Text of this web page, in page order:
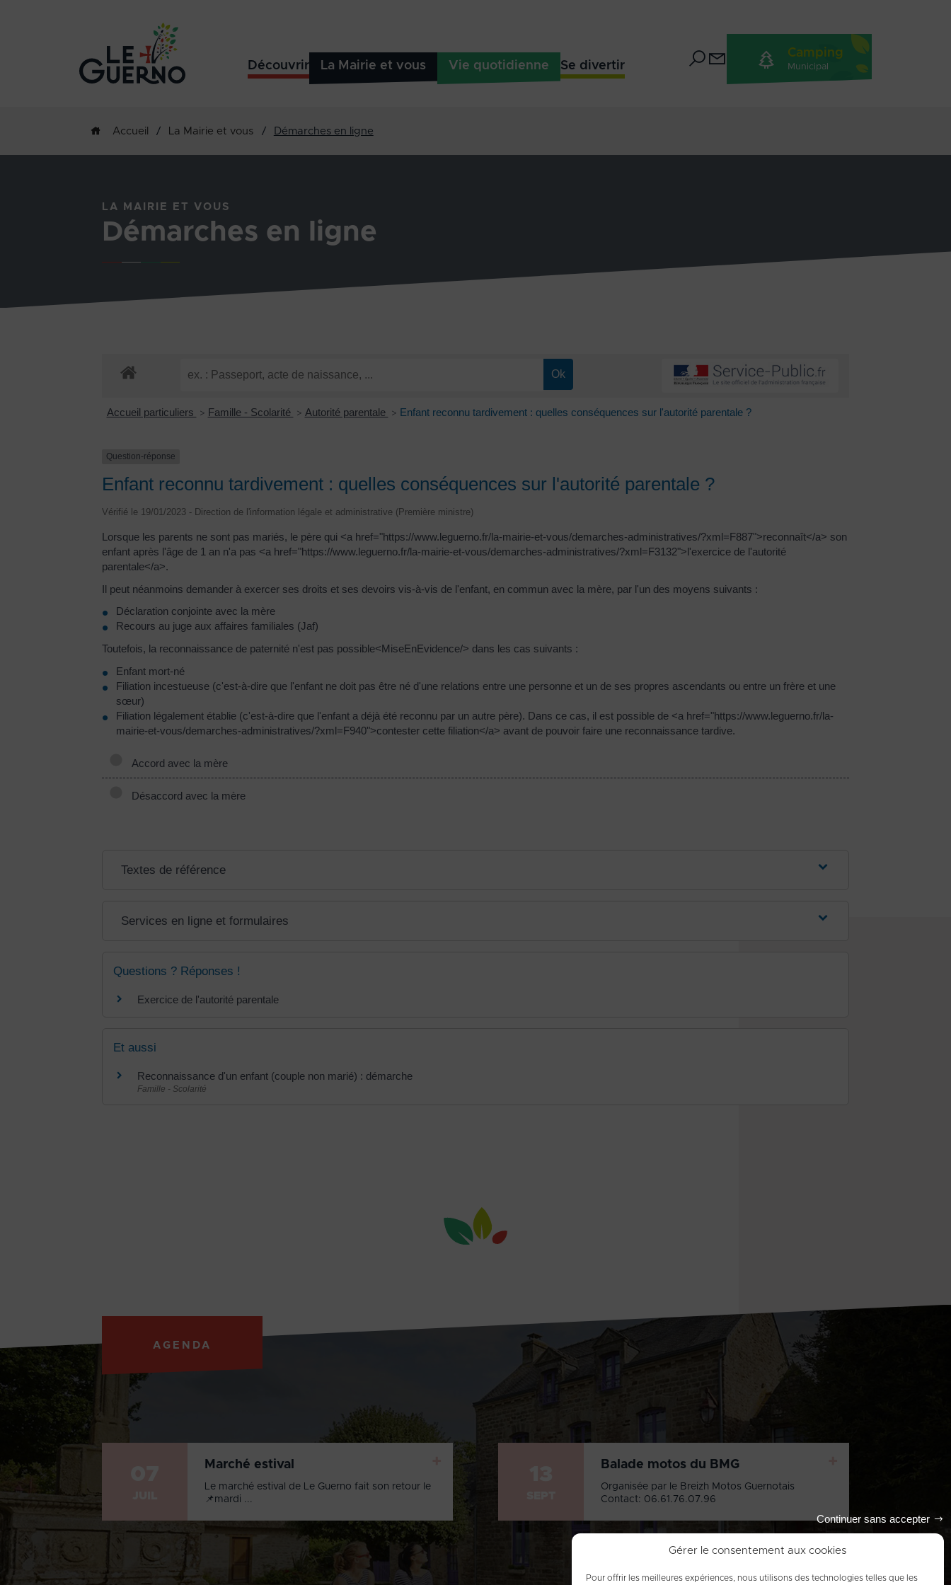
Gérer le consentement aux cookies
Pour offrir les meilleures expériences, nous utilisons des technologies telles que les
Continuer sans accepter
Découvrir La Mairie et vous Vie quotidienne Se divertir
Camping
Municipal
Accueil / La Mairie et vous / Démarches en ligne
LA MAIRIE ET VOUS
Démarches en ligne
Accueil particuliers > Famille - Scolarité > Autorité parentale > Enfant reconnu tardivement : quelles conséquences sur l'autorité parentale ?
Question-réponse
Enfant reconnu tardivement : quelles conséquences sur l'autorité parentale ?
Vérifié le 19/01/2023 - Direction de l'information légale et administrative (Première ministre)
Lorsque les parents ne sont pas mariés, le père qui <a href="https://www.leguerno.fr/la-mairie-et-vous/demarches-administratives/?xml=F887">reconnaît</a> son
enfant après l'âge de 1 an n'a pas <a href="https://www.leguerno.fr/la-mairie-et-vous/demarches-administratives/?xml=F3132">l'exercice de l'autorité
parentale</a>.
Il peut néanmoins demander à exercer ses droits et ses devoirs vis-à-vis de l'enfant, en commun avec la mère, par l'un des moyens suivants :
Déclaration conjointe avec la mère
Recours au juge aux affaires familiales (Jaf)
Toutefois, la reconnaissance de paternité n'est pas possible<MiseEnEvidence/> dans les cas suivants :
Enfant mort-né
Filiation incestueuse (c'est-à-dire que l'enfant ne doit pas être né d'une relations entre une personne et un de ses propres ascendants ou entre un frère et une
sœur)
Filiation légalement établie (c'est-à-dire que l'enfant a déjà été reconnu par un autre père). Dans ce cas, il est possible de <a href="https://www.leguerno.fr/la-
mairie-et-vous/demarches-administratives/?xml=F940">contester cette filiation</a> avant de pouvoir faire une reconnaissance tardive.
Accord avec la mère
Désaccord avec la mère
Textes de référence
Services en ligne et formulaires
Questions ? Réponses !
Exercice de l'autorité parentale
Et aussi
Reconnaissance d'un enfant (couple non marié) : démarche
Famille - Scolarité
AGENDA
Marché estival
Le marché estival de Le Guerno fait son retour le
📌mardi ...
Balade motos du BMG
Organisée par le Breizh Motos Guernotais
Contact: 06.61.76.07.96